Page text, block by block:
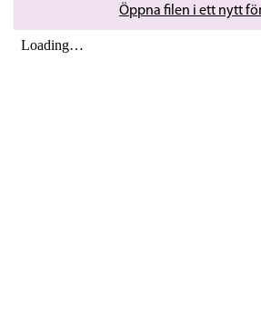
Öppna filen i ett nytt